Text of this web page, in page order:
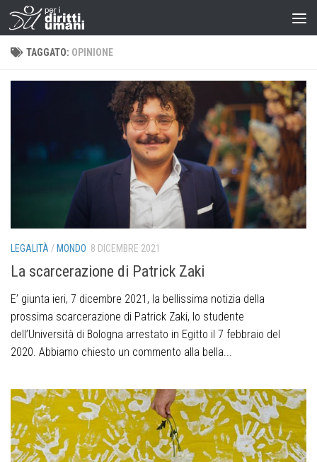
TAGGATO: OPINIONE
LEGALITÀ / MONDO 8 DICEMBRE 2021
La scarcerazione di Patrick Zaki
E’ giunta ieri, 7 dicembre 2021, la bellissima notizia della
prossima scarcerazione di Patrick Zaki, lo studente
dell’Università di Bologna arrestato in Egitto il 7 febbraio del
2020. Abbiamo chiesto un commento alla bella...